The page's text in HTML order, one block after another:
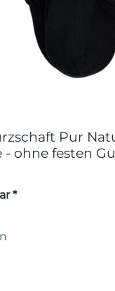
Pur
- ohne festen
*